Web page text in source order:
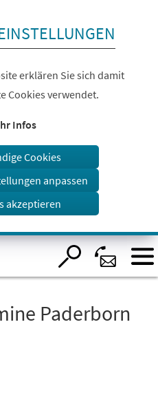
erklären Sie sich damit
Cookies verwendet.
Infos
Cookies
anpassen
akzeptieren
Paderborn